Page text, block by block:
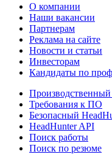
О компании
Наши вакансии
Партнерам
Реклама на сайте
Новости и статьи
Инвесторам
Кандидаты по
Производственный
Требования к ПО
Безопасный
HeadHunter API
Поиск работы
Поиск по резюме